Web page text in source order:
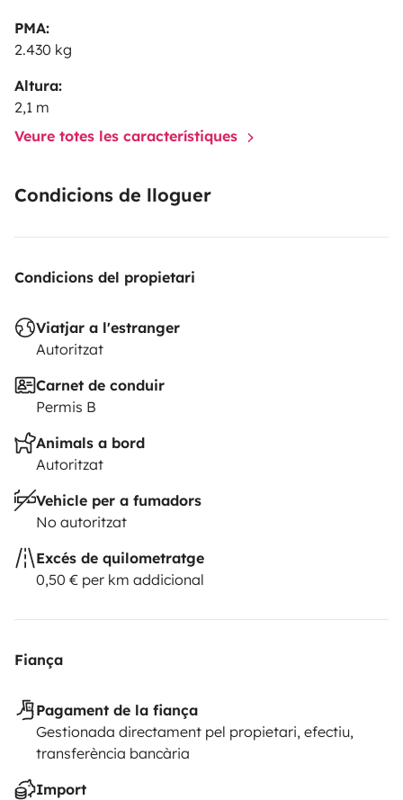
PMA:
2.430 kg
Altura:
2,1 m
Veure totes les característiques
Condicions de lloguer
Condicions del propietari
Viatjar a l'estranger
Autoritzat
Carnet de conduir
Permis B
Animals a bord
Autoritzat
Vehicle per a fumadors
No autoritzat
Excés de quilometratge
0,50 € per km addicional
Fiança
Pagament de la fiança
Gestionada directament pel propietari, efectiu,
transferència bancària
Import